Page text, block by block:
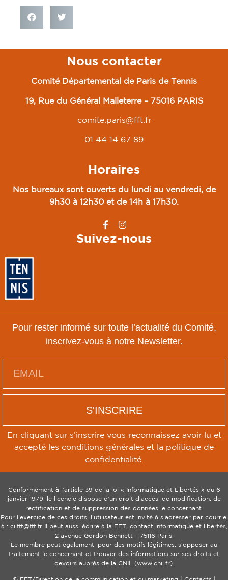
Nous contacter
Comité Départemental de Paris de Tennis
19, Rue du Général Malleterre – 75016 PARIS
comite.paris@fft.fr
01 44 14 67 89
Horaires
Nos bureaux sont ouverts du lundi au vendredi, de
9h30 à 12h30 et de 14h à 17h30.
Suivez-nous
Pour rester informé sur toute l’actualité du Comité,
inscrivez-vous à notre Newsletter.
S'INSCRIRE
En cliquant sur s’inscrire vous reconnaissez avoir lu et
accepté les conditions générales et la politique de
confidentialité.
Conformément à l’article 39 de la loi « Informatique et Libertés » du 6
janvier 1979, le licencié dispose d’un droit d’accès, de modification, de
rectification et de suppression des données le concernant.
Pour l’exercice de ces droits, l’utilisateur est invité à s’adresser par courriel
à : cilfft@fft.fr Il peut aussi écrire à la FFT, contact informatique et libertés,
2 avenue Gordon Bennett – 75116 Paris.
Le membre peut également, pour des motifs légitimes, s’opposer au
traitement le concernant et trouver des informations sur ses droits et
devoirs auprès de la CNIL (www.cnil.fr).